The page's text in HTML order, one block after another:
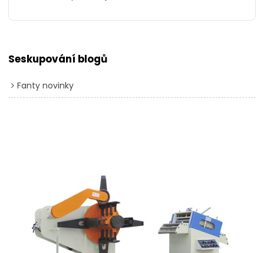
Seskupování blogů
Fanty novinky